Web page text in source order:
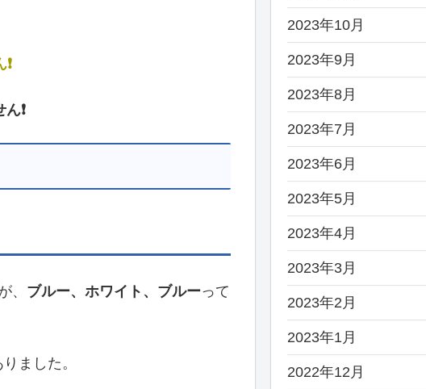
❗
、 ブルー、ホワイト、ブルーって
ました。
2023年10月
2023年9月
2023年8月
2023年7月
2023年6月
2023年5月
2023年4月
2023年3月
2023年2月
2023年1月
2022年12月